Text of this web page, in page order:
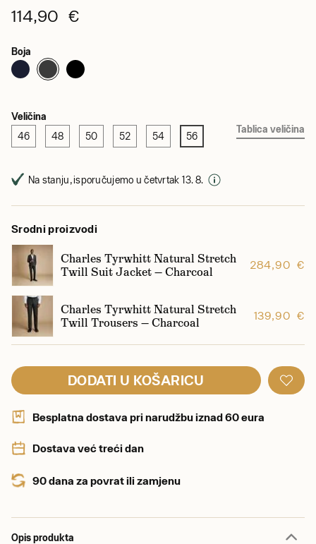
114,90 €
Boja
Veličina
46 48 50 52 54 56
Tablica veličina
Na stanju, isporučujemo u četvrtak 13. 8.
Srodni proizvodi
Charles Tyrwhitt Natural Stretch
Twill Suit Jacket — Charcoal
284,90 €
Charles Tyrwhitt Natural Stretch
Twill Trousers — Charcoal
139,90 €
DODATI U KOŠARICU
Besplatna dostava pri narudžbu iznad 60 eura
Dostava već treći dan
90 dana za povrat ili zamjenu
Opis produkta